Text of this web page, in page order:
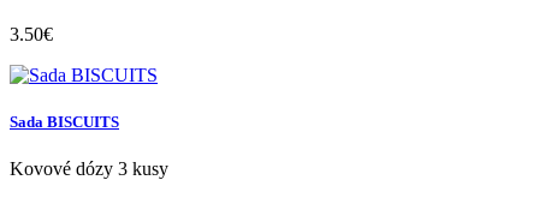
3.50€
Sada BISCUITS
Kovové dózy 3 kusy